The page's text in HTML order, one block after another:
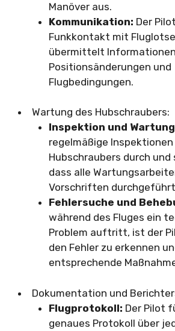
Manöver aus.
Kommunikation: Der
Funkkontakt mit
übermittelt
Positionsänderungen und
Flugbedingungen.
Wartung des Hubschraubers:
Inspektion und
regelmäßige Inspektionen
Hubschraubers durch
dass alle
Vorschriften
Fehlersuche und
während des Fluges ein
Problem auftritt, ist der
den Fehler zu erkennen
entsprechende
Dokumentation und
Flugprotokoll: Der Pilot
genaues Protokoll über